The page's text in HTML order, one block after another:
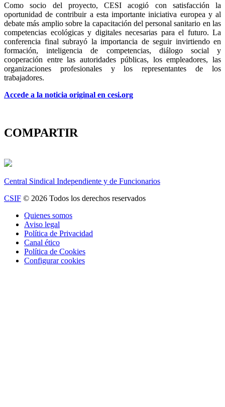
Como socio del proyecto, CESI acogió con satisfacción la
oportunidad de contribuir a esta importante iniciativa europea y al
debate más amplio sobre la capacitación del personal sanitario en las
competencias ecológicas y digitales necesarias para el futuro. La
conferencia final subrayó la importancia de seguir invirtiendo en
formación, inteligencia de competencias, diálogo social y
cooperación entre las autoridades públicas, los empleadores, las
organizaciones profesionales y los representantes de los
trabajadores.
Accede a la noticia original en cesi.org
COMPARTIR
Central Sindical Independiente y de Funcionarios
CSIF © 2026 Todos los derechos reservados
Quienes somos
Aviso legal
Política de Privacidad
Canal ético
Política de Cookies
Configurar cookies